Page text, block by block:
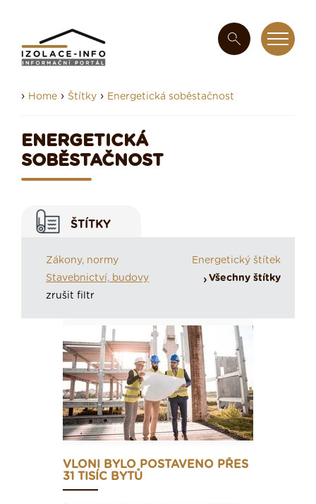
› Home › Štítky › Energetická soběstačnost
ENERGETICKÁ
SOBĚSTAČNOST
ŠTÍTKY
Zákony, normy
Energetický štítek
Stavebnictví, budovy
Všechny štítky
zrušit filtr
VLONI BYLO POSTAVENO PŘES
31 TISÍC BYTŮ